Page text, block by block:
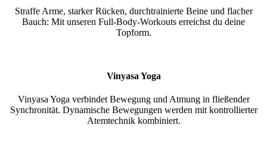
Straffe Arme, starker Rücken, durchtrainierte Beine und flacher
Bauch: Mit unseren Full-Body-Workouts erreichst du deine
Topform.
Vinyasa Yoga
Vinyasa Yoga verbindet Bewegung und Atmung in fließender
Synchronität. Dynamische Bewegungen werden mit kontrollierter
Atemtechnik kombiniert.